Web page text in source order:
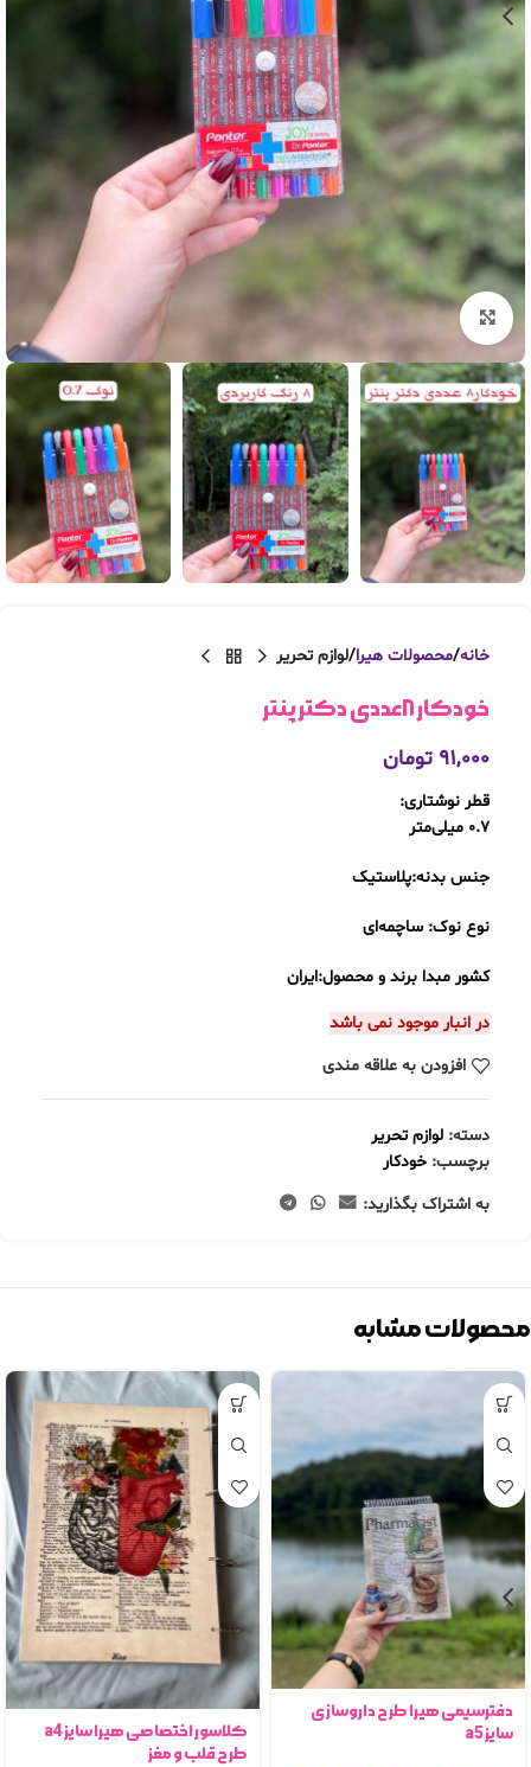
بزرگنمایی تصویر
خانه محصولات هیرا لوازم تحریر
خودکار ۸عددی دکتر پنتر
۹۱,۰۰۰ تومان
قطر نوشتاری:
۰.۷ میلی‌متر
جنس بدنه:پلاستیک
نوع نوک: ساچمه‌ای
کشور مبدا برند و محصول:ایران
در انبار موجود نمی باشد
افزودن به علاقه مندی
دسته: لوازم تحریر
برچسب: خودکار
به اشتراک بگذارید:
محصولات مشابه
دفترسیمی هیرا طرح داروسازی
سایز a5
کلاسور اختصاصی هیرا سایز a4
طرح قلب و مغز